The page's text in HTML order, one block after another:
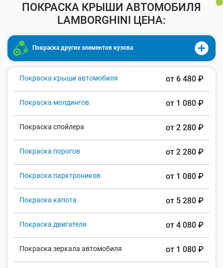
ПОКРАСКА КРЫШИ АВТОМОБИЛЯ
LAMBORGHINI ЦЕНА:
Покраска других элементов кузова
Покраска крыши автомобиля от 6 480 ₽
Покраска молдингов от 1 080 ₽
Покраска спойлера от 2 280 ₽
Покраска порогов от 2 280 ₽
Покраска парктроников от 1 080 ₽
Покраска капота от 5 280 ₽
Покраска двигателя от 4 080 ₽
Покраска зеркала автомобиля от 1 080 ₽